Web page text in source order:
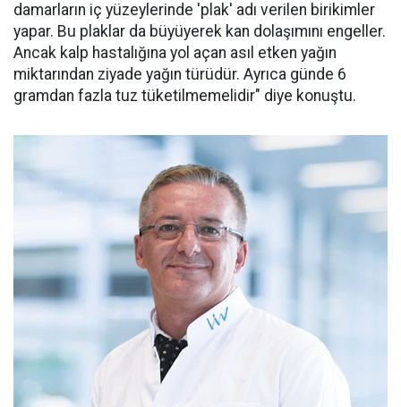
damarların iç yüzeylerinde 'plak' adı verilen birikimler
yapar. Bu plaklar da büyüyerek kan dolaşımını engeller.
Ancak kalp hastalığına yol açan asıl etken yağın
miktarından ziyade yağın türüdür. Ayrıca günde 6
gramdan fazla tuz tüketilmemelidir" diye konuştu.